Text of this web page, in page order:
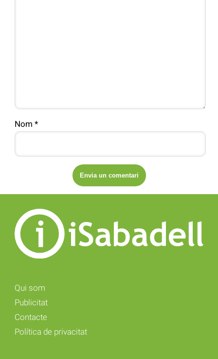
Nom *
Qui som
Publicitat
Contacte
Política de privacitat